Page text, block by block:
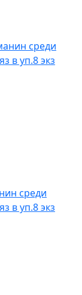
среди
в уп.8 экз